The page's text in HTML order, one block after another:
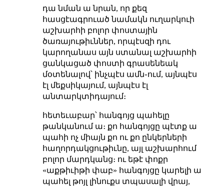
դա նման ա նրան, որ քեզ
հասցէագրուած նամակն ուղարկուի
աշխարհի բոլոր փոստային
ծառայութիւններ, որպէսզի դու
կարողանաս այն ստանալ աշխարհի
ցանկացած փոստի գրասենեակ
մօտենալով՝ ինչպէս ամն֊ում, այնպէս
էլ մեքսիկայում, այնպէս էլ
անտարկտիդայում։
հետեւաբար՝ հանգոյց պահելը
թանկանում ա։ քո հանգոյցը պէտք ա
պահի ոչ միայն քո ու քո ընկերների
հաղորդակցութիւնը, այլ աշխարհում
բոլոր մարդկանց։ ու եթէ փոքր
«աքթիւիթի փաբ» հանգոյցը կարելի ա
պահել թոյլ լինուքս տպասալի վրայ,